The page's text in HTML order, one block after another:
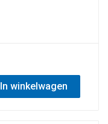
In winkelwagen